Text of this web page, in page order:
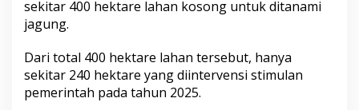
a
o
s
o
n
sekitar 400 hektare lahan kosong untuk ditanami
jagung.
Dari total 400 hektare lahan tersebut, hanya
sekitar 240 hektare yang diintervensi stimulan
pemerintah pada tahun 2025.